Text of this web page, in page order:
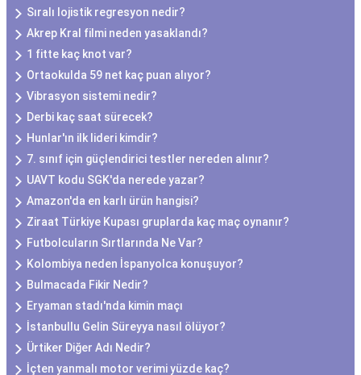
Sıralı lojistik regresyon nedir?
Akrep Kral filmi neden yasaklandı?
1 fitte kaç knot var?
Ortaokulda 59 net kaç puan alıyor?
Vibrasyon sistemi nedir?
Derbi kaç saat sürecek?
Hunlar'ın ilk lideri kimdir?
7. sınıf için güçlendirici testler nereden alınır?
UAVT kodu SGK'da nerede yazar?
Amazon'da en karlı ürün hangisi?
Ziraat Türkiye Kupası gruplarda kaç maç oynanır?
Futbolcuların Sırtlarında Ne Var?
Kolombiya neden İspanyolca konuşuyor?
Bulmacada Fikir Nedir?
Eryaman stadı'nda kimin maçı
İstanbullu Gelin Süreyya nasıl ölüyor?
Ürtiker Diğer Adı Nedir?
İçten yanmalı motor verimi yüzde kaç?